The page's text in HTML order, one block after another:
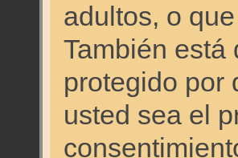
adultos, o
También está
protegido por
usted sea el